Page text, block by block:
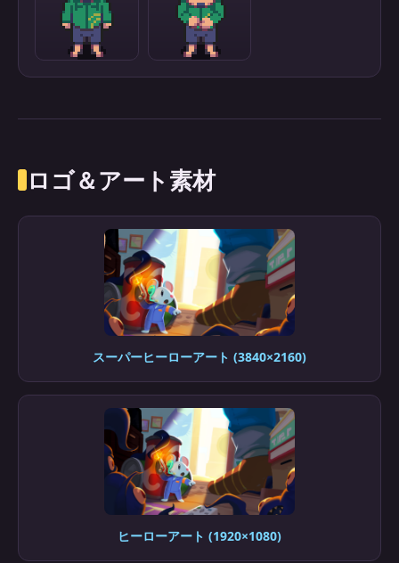
ロゴ＆アート素材
スーパーヒーローアート (3840×2160)
ヒーローアート (1920×1080)